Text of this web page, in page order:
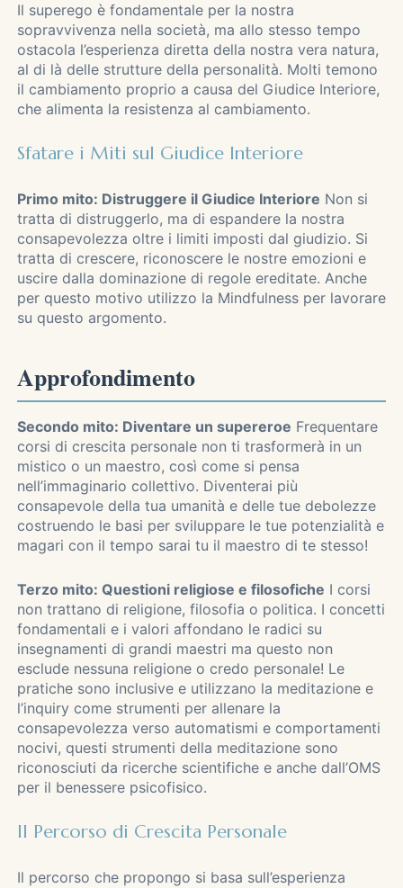
Il superego è fondamentale per la nostra
sopravvivenza nella società, ma allo stesso tempo
ostacola l’esperienza diretta della nostra vera natura,
al di là delle strutture della personalità. Molti temono
il cambiamento proprio a causa del Giudice Interiore,
che alimenta la resistenza al cambiamento.
Sfatare i Miti sul Giudice Interiore
Primo mito: Distruggere il Giudice Interiore Non si
tratta di distruggerlo, ma di espandere la nostra
consapevolezza oltre i limiti imposti dal giudizio. Si
tratta di crescere, riconoscere le nostre emozioni e
uscire dalla dominazione di regole ereditate. Anche
per questo motivo utilizzo la Mindfulness per lavorare
su questo argomento.
Approfondimento
Secondo mito: Diventare un supereroe Frequentare
corsi di crescita personale non ti trasformerà in un
mistico o un maestro, così come si pensa
nell’immaginario collettivo. Diventerai più
consapevole della tua umanità e delle tue debolezze
costruendo le basi per sviluppare le tue potenzialità e
magari con il tempo sarai tu il maestro di te stesso!
Terzo mito: Questioni religiose e filosofiche I corsi
non trattano di religione, filosofia o politica. I concetti
fondamentali e i valori affondano le radici su
insegnamenti di grandi maestri ma questo non
esclude nessuna religione o credo personale! Le
pratiche sono inclusive e utilizzano la meditazione e
l’inquiry come strumenti per allenare la
consapevolezza verso automatismi e comportamenti
nocivi, questi strumenti della meditazione sono
riconosciuti da ricerche scientifiche e anche dall’OMS
per il benessere psicofisico.
Il Percorso di Crescita Personale
Il percorso che propongo si basa sull’esperienza